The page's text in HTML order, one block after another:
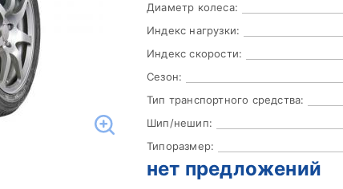
Диаметр колеса:
Индекс нагрузки:
Индекс скорости:
Сезон:
Тип транспортного средства:
Шип/нешип:
Типоразмер:
нет предложений